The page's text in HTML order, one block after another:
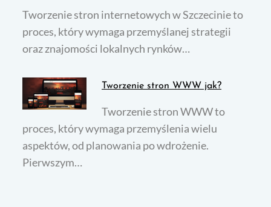
Tworzenie stron internetowych w Szczecinie to
proces, który wymaga przemyślanej strategii
oraz znajomości lokalnych rynków…
Tworzenie stron WWW jak?
Tworzenie stron WWW to
proces, który wymaga przemyślenia wielu
aspektów, od planowania po wdrożenie.
Pierwszym…